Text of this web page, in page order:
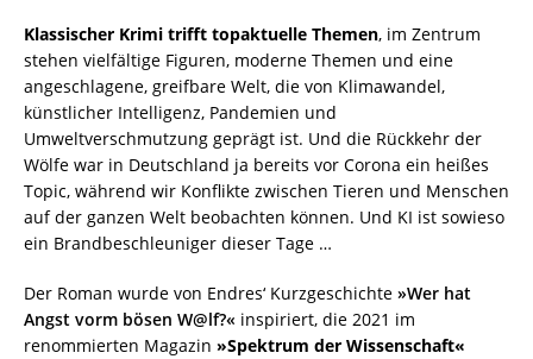
Klassischer Krimi trifft topaktuelle Themen, im Zentrum
stehen vielfältige Figuren, moderne Themen und eine
angeschlagene, greifbare Welt, die von Klimawandel,
künstlicher Intelligenz, Pandemien und
Umweltverschmutzung geprägt ist. Und die Rückkehr der
Wölfe war in Deutschland ja bereits vor Corona ein heißes
Topic, während wir Konflikte zwischen Tieren und Menschen
auf der ganzen Welt beobachten können. Und KI ist sowieso
ein Brandbeschleuniger dieser Tage …
Der Roman wurde von Endres‘ Kurzgeschichte »Wer hat
Angst vorm bösen W@lf?« inspiriert, die 2021 im
renommierten Magazin »Spektrum der Wissenschaft«